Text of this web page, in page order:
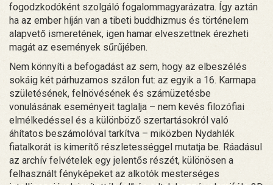
fogodzkodóként szolgáló fogalommagyarázatra. Így aztán
ha az ember híján van a tibeti buddhizmus és történelem
alapvető ismeretének, igen hamar elveszettnek érezheti
magát az események sűrűjében.
Nem könnyíti a befogadást az sem, hogy az elbeszélés
sokáig két párhuzamos szálon fut: az egyik a 16. Karmapa
születésének, felnövésének és számüzetésbe
vonulásának eseményeit taglalja – nem kevés filozófiai
elmélkedéssel és a különböző szertartásokról való
áhítatos beszámolóval tarkítva – miközben Nydahlék
fiatalkorát is kimerítő részletességgel mutatja be. Ráadásul
az archív felvételek egy jelentős részét, különösen a
felhasznált fényképeket az alkotók mesterséges